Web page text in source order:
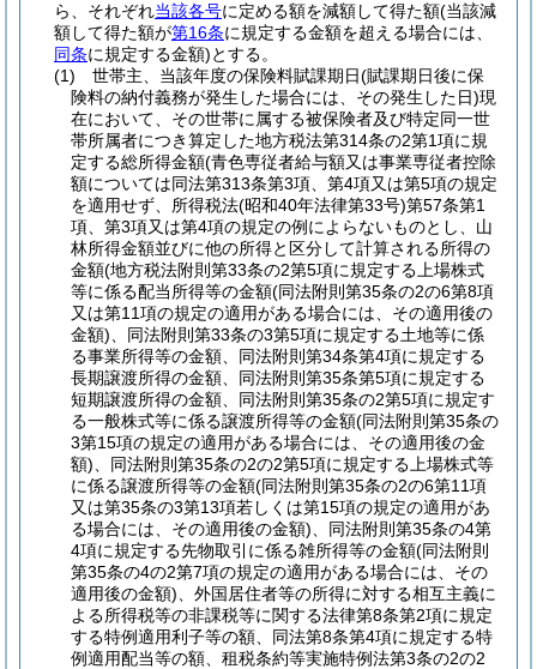
ら、それぞれ当該各号に定める額を減額して得た額(当該減
額して得た額が第16条に規定する金額を超える場合には、
同条に規定する金額)とする。
(1)
世帯主、当該年度の保険料賦課期日(賦課期日後に保
険料の納付義務が発生した場合には、その発生した日)現
在において、その世帯に属する被保険者及び特定同一世
帯所属者につき算定した地方税法第314条の2第1項に規
定する総所得金額(青色専従者給与額又は事業専従者控除
額については同法第313条第3項、第4項又は第5項の規定
を適用せず、所得税法(昭和40年法律第33号)第57条第1
項、第3項又は第4項の規定の例によらないものとし、山
林所得金額並びに他の所得と区分して計算される所得の
金額(地方税法附則第33条の2第5項に規定する上場株式
等に係る配当所得等の金額(同法附則第35条の2の6第8項
又は第11項の規定の適用がある場合には、その適用後の
金額) 、同法附則第33条の3第5項に規定する土地等に係
る事業所得等の金額、同法附則第34条第4項に規定する
長期譲渡所得の金額、同法附則第35条第5項に規定する
短期譲渡所得の金額、同法附則第35条の2第5項に規定す
る一般株式等に係る譲渡所得等の金額(同法附則第35条の
3第15項の規定の適用がある場合には、その適用後の金
額) 、同法附則第35条の2の2第5項に規定する上場株式等
に係る譲渡所得等の金額(同法附則第35条の2の6第11項
又は第35条の3第13項若しくは第15項の規定の適用があ
る場合には、その適用後の金額) 、同法附則第35条の4第
4項に規定する先物取引に係る雑所得等の金額(同法附則
第35条の4の2第7項の規定の適用がある場合には、その
適用後の金額) 、外国居住者等の所得に対する相互主義に
よる所得税等の非課税等に関する法律第8条第2項に規定
する特例適用利子等の額、同法第8条第4項に規定する特
例適用配当等の額、租税条約等実施特例法第3条の2の2